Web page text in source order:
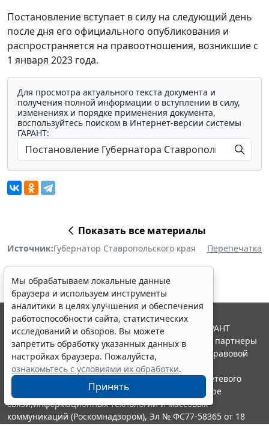
Постановление вступает в силу на следующий день
после дня его официального опубликования и
распространяется на правоотношения, возникшие с
1 января 2023 года.
Для просмотра актуального текста документа и
получения полной информации о вступлении в силу,
изменениях и порядке применения документа,
воспользуйтесь поиском в Интернет-версии системы
ГАРАНТ:
Показать все материалы
Источник:Губернатор Ставропольского края Перепечатка
Мы обрабатываем локальные данные
браузера и используем инструменты
аналитики в целях улучшения и обеспечения
работоспособности сайта, статистических
исследований и обзоров. Вы можете
запретить обработку указанных данных в
настройках браузера. Пожалуйста,
ознакомьтесь с условиями их обработки.
Принять
© ООО "НПП "ГАРАНТ-СЕРВИС", 2026. Система ГАРАНТ
выпускается с 1990 года. Компания "Гарант" и ее партнеры
являются участниками Российской ассоциации правовой
информации ГАРАНТ.
Портал ГАРАНТ.РУ зарегистрирован в качестве сетевого
издания Федеральной службой по надзору в сфере
связи,информационных технологий и массовых
коммуникаций (Роскомнадзором), Эл № ФС77-58365 от 18